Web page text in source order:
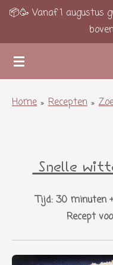
Ga
de
hoofdinhoud
📦🥳 Vanaf 1 augustus
Home » Recepten »
Snelle
Tijd: 30 minuten
Recept